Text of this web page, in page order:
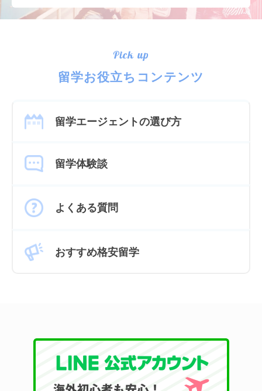
Pick up
留学お役立ちコンテンツ
留学エージェントの選び方
留学体験談
よくある質問
おすすめ格安留学